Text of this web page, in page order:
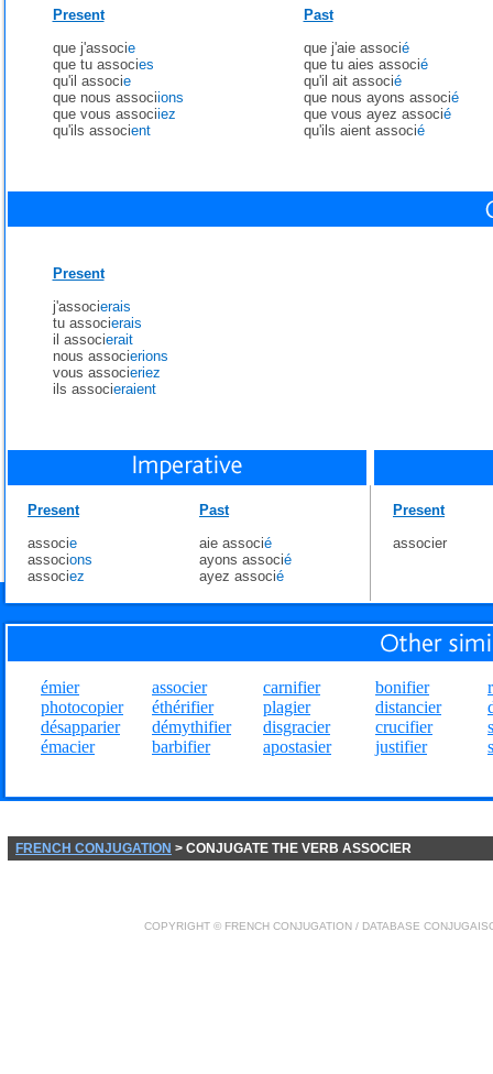
Present
que j'associe
que tu associes
qu'il associe
que nous associions
que vous associiez
qu'ils associent
Past
que j'aie associé
que tu aies associé
qu'il ait associé
que nous ayons associé
que vous ayez associé
qu'ils aient associé
Present
j'associerais
tu associerais
il associerait
nous associerions
vous associeriez
ils associeraient
Present
associe
associons
associez
Past
aie associé
ayons associé
ayez associé
Present
associer
émier
photocopier
désapparier
émacier
associer
éthérifier
démythifier
barbifier
carnifier
plagier
disgracier
apostasier
bonifier
distancier
crucifier
justifier
FRENCH CONJUGATION > CONJUGATE THE VERB ASSOCIER
COPYRIGHT © FRENCH CONJUGATION / DATABASE